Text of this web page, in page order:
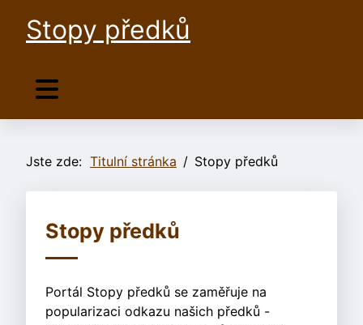
Stopy předků
Jste zde: Titulní stránka Stopy předků
Stopy předků
Portál Stopy předků se zaměřuje na
popularizaci odkazu našich předků -